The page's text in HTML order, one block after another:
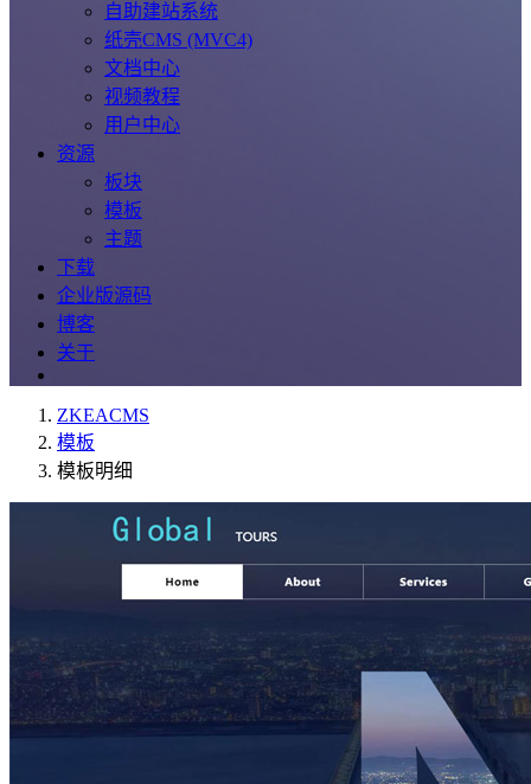
自助建站系统
纸壳CMS (MVC4)
文档中心
视频教程
用户中心
资源
板块
模板
主题
下载
企业版源码
博客
关于
ZKEACMS
模板
模板明细